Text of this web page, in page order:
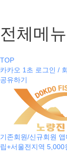
전체메뉴
TOP
카카오 1초 로그인 /
공유하기
기존회원/신규회원
립+서울전지역 5,000